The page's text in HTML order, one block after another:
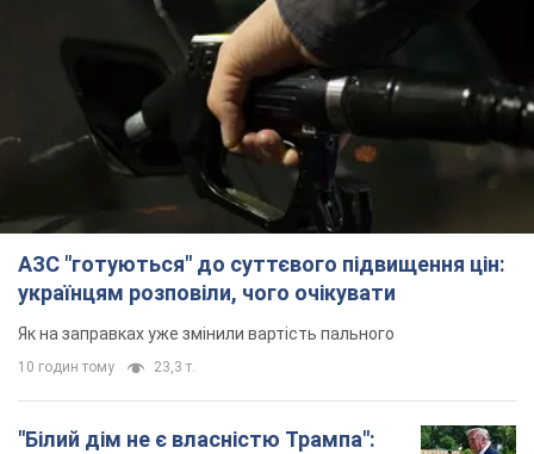
АЗС "готуються" до суттєвого підвищення цін:
українцям розповіли, чого очікувати
Як на заправках уже змінили вартість пального
10 годин тому 23,3 т.
"Білий дім не є власністю Трампа":